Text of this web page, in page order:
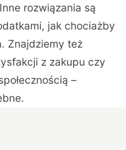
rozwiązania są
jak chociażby
Znajdziemy też
z zakupu czy
–